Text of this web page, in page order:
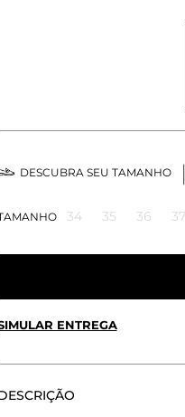
DESCUBRA SEU TAMANHO
34 35 36 37
ENTREGA